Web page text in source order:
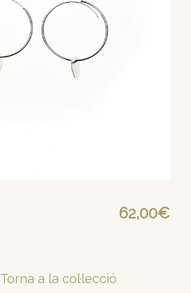
62,00€
Torna a la col·lecció